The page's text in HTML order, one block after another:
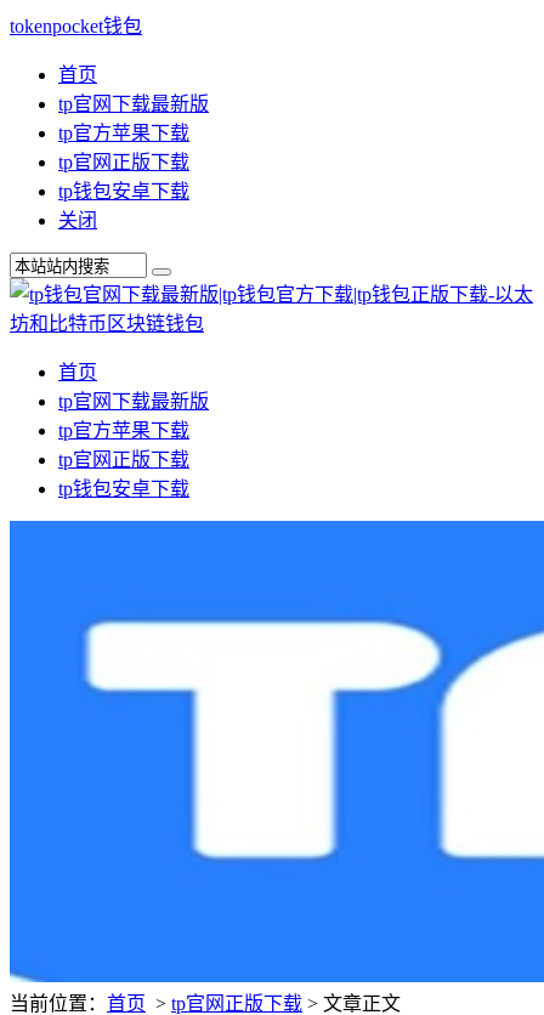
tokenpocket钱包
首页
tp官网下载最新版
tp官方苹果下载
tp官网正版下载
tp钱包安卓下载
关闭
首页
tp官网下载最新版
tp官方苹果下载
tp官网正版下载
tp钱包安卓下载
当前位置： 首页 > tp官网正版下载 > 文章正文